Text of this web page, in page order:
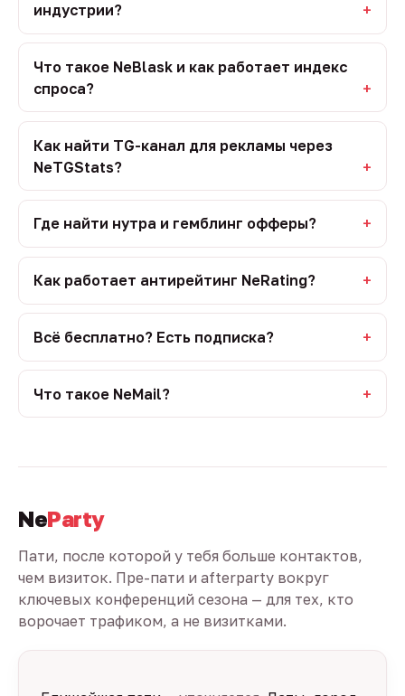
индустрии?
Что такое NeBlask и как работает индекс
спроса?
Как найти TG-канал для рекламы через
NeTGStats?
Где найти нутра и гемблинг офферы?
Как работает антирейтинг NeRating?
Всё бесплатно? Есть подписка?
Что такое NeMail?
NeParty
Пати, после которой у тебя больше контактов,
чем визиток. Пре-пати и afterparty вокруг
ключевых конференций сезона — для тех, кто
ворочает трафиком, а не визитками.